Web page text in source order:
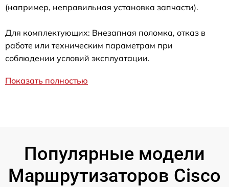
(например, неправильная установка запчасти).
Для комплектующих: Внезапная поломка, отказ в
работе или техническим параметрам при
соблюдении условий эксплуатации.
Показать полностью
Популярные модели
Маршрутизаторов Cisco